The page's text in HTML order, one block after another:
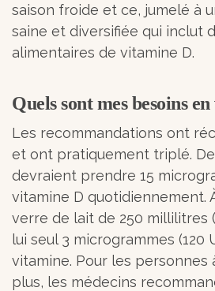
saison froide et ce, jumelé à
saine et diversifiée qui inclut
alimentaires de vitamine D.
Quels sont mes besoins
Les recommandations ont
et ont pratiquement triplé.
devraient prendre 15
vitamine D quotidiennement.
verre de lait de 250 millilitres
lui seul 3 microgrammes (120
vitamine. Pour les personnes
plus, les médecins